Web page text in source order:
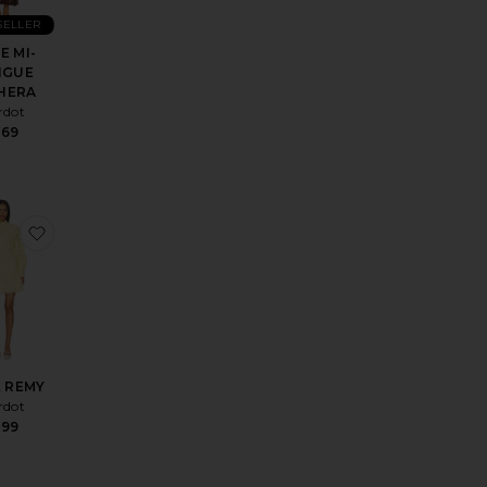
MI-
FRONCÉ LIYANA
ELISAN
aux préférésJUPE HILDIE
REMY